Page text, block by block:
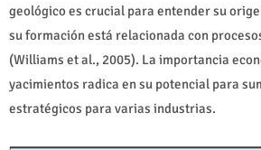
geológico es crucial para entender su
su formación está relacionada con
(Williams et al., 2005). La importancia
yacimientos radica en su potencial para
estratégicos para varias industrias.